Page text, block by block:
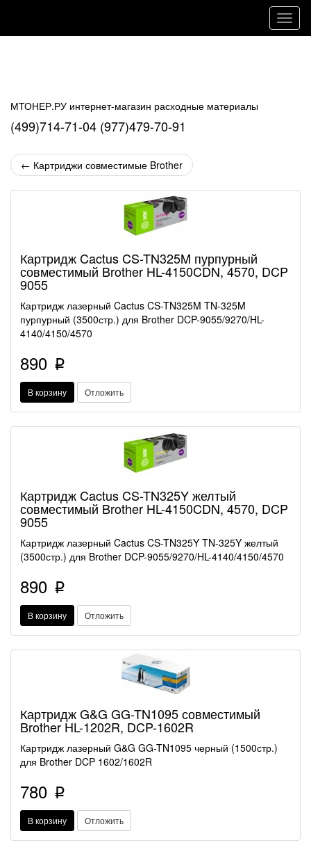
МТОНЕР.РУ интернет-магазин расходные материалы
(499)714-71-04 (977)479-70-91
← Картриджи совместимые Brother
Картридж Cactus CS-TN325M пурпурный
совместимый Brother HL-4150CDN, 4570, DCP
9055
Картридж лазерный Cactus CS-TN325M TN-325M
пурпурный (3500стр.) для Brother DCP-9055/9270/HL-
4140/4150/4570
890 p
В корзину Отложить
Картридж Cactus CS-TN325Y желтый
совместимый Brother HL-4150CDN, 4570, DCP
9055
Картридж лазерный Cactus CS-TN325Y TN-325Y желтый
(3500стр.) для Brother DCP-9055/9270/HL-4140/4150/4570
890 p
В корзину Отложить
Картридж G&G GG-TN1095 совместимый
Brother HL-1202R, DCP-1602R
Картридж лазерный G&G GG-TN1095 черный (1500стр.)
для Brother DCP 1602/1602R
780 p
В корзину Отложить